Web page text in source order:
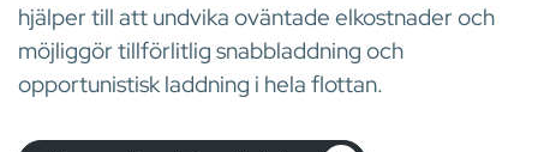
hjälper till att undvika oväntade elkostnader och
möjliggör tillförlitlig snabbladdning och
opportunistisk laddning i hela flottan.